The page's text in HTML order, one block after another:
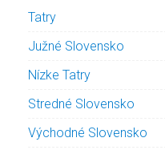
Tatry
Južné Slovensko
Nízke Tatry
Stredné Slovensko
Východné Slovensko